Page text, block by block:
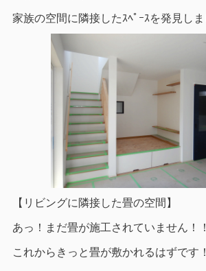
家族の空間に隣接したｽﾍﾟｰｽを発見しま
【リビングに隣接した畳の空間】
あっ！まだ畳が施工されていません！！
これからきっと畳が敷かれるはずです